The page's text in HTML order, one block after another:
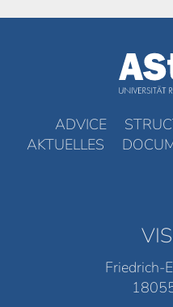
ADVICE
AKTUELLES
Friedrich-